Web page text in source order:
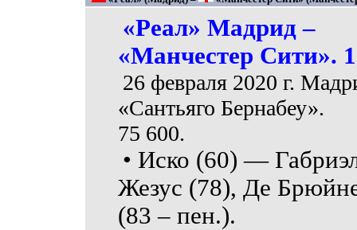
«Реал» Мадрид –
«Манчестер Сити».
26 февраля 2020 г.
«Сантьяго Бернабеу».
75 600.
• Иско (60) —
Жезус (78), Де
(83 – пен.).